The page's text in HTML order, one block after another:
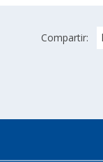
Compartir: